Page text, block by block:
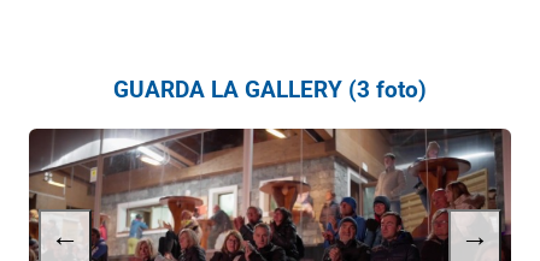
GUARDA LA GALLERY (3 foto)
← →